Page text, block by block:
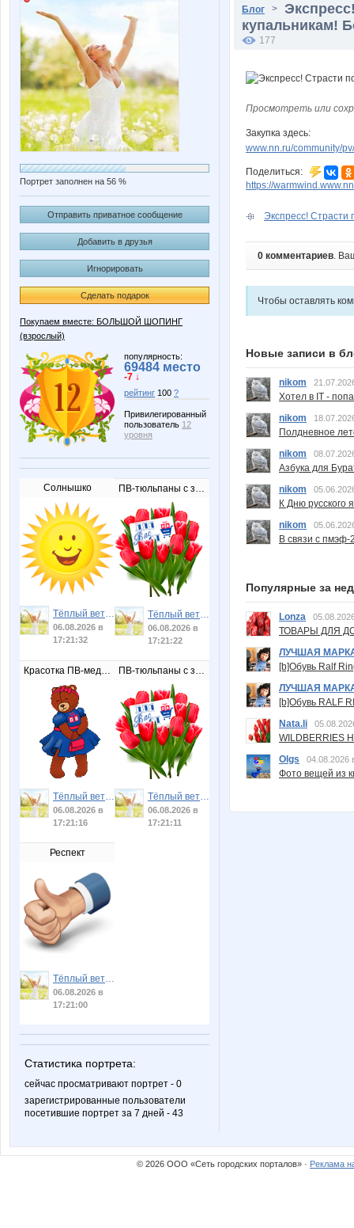
Портрет заполнен на 56 %
Отправить приватное сообщение
Добавить в друзья
Игнорировать
Сделать подарок
Покупаем вместе: БОЛЬШОЙ ШОПИНГ
(взрослый)
популярность:
69484 место
-7 ↓
рейтинг 100 ?
Привилегированный
пользователь 12
уровня
Солнышко
Тёплый ветер
06.08.2026 в
17:21:32
ПВ-тюльпаны с запиской
Тёплый ветер
06.08.2026 в
17:21:22
Красотка ПВ-медведица
Тёплый ветер
06.08.2026 в
17:21:16
ПВ-тюльпаны с запиской
Тёплый ветер
06.08.2026 в
17:21:11
Респект
Тёплый ветер
06.08.2026 в
17:21:00
Статистика портрета:
сейчас просматривают портрет - 0
зарегистрированные пользователи
посетившие портрет за 7 дней - 43
Блог >
купальникам!
177
Просмотреть или
Закупка здесь:
www.nn.ru/community/
Поделиться:
https://
Экспресс! Страсти
0 комментариев.
Чтобы оставлять
Новые записи в
nikom
Хотел в IT -
nikom
Полдневное
nikom
Азбука для
nikom
К Дню русского
nikom
В связи с пмэф-
Популярные за
Lonza
ТОВАРЫ ДЛЯ
ЛУЧШАЯ
[b]Обувь Ralf
ЛУЧШАЯ
[b]Обувь RALF
Nata.li
Olgs
04.08.2026
Фото вещей из
© 2026 ООО «Сеть городских порталов» · Реклама